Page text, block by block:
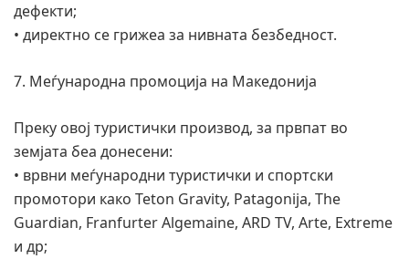
дефекти;
• директно се грижеа за нивната безбедност.
7. Меѓународна промоција на Македонија
Преку овој туристички производ, за првпат во
земјата беа донесени:
• врвни меѓународни туристички и спортски
промотори како Teton Gravity, Patagonija, The
Guardian, Franfurter Algemaine, ARD TV, Arte, Extreme
и др;